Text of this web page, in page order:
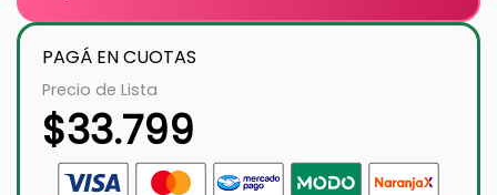
PAGÁ EN CUOTAS
Precio de Lista
$33.799